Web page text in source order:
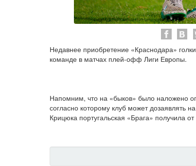
Недавнее приобретение «Краснодара»
команде в матчах плей-офф Лиги Европы.
Напомним, что на «быков» было наложено
согласно которому клуб может дозаявлять
Крицюка португальская «Брага» получила